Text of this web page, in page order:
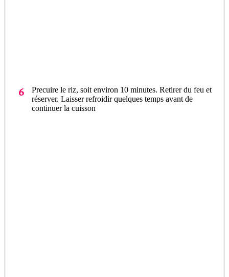
Precuire le riz, soit environ 10 minutes. Retirer du feu et
réserver. Laisser refroidir quelques temps avant de
continuer la cuisson